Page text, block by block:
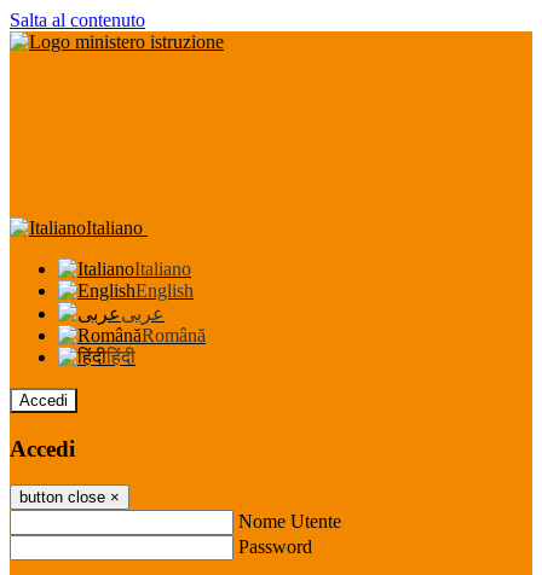
Salta al contenuto
Italiano
Italiano
English
عربى
Română
हिंदी
Accedi
Accedi
button close ×
Nome Utente
Password